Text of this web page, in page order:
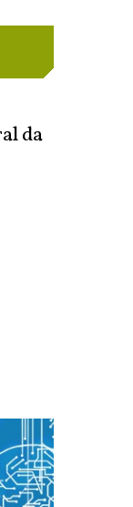
da